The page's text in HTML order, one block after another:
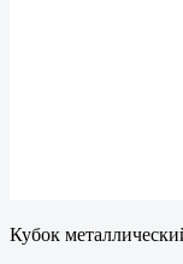
Кубок